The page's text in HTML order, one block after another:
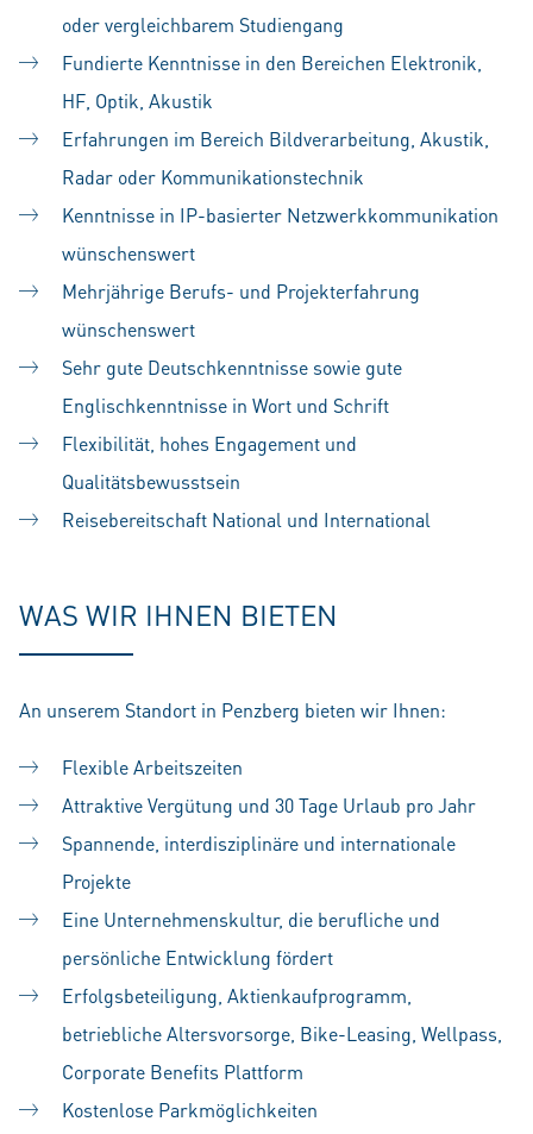
oder vergleichbarem Studiengang
Fundierte Kenntnisse in den Bereichen Elektronik,
HF, Optik, Akustik
Erfahrungen im Bereich Bildverarbeitung, Akustik,
Radar oder Kommunikationstechnik
Kenntnisse in IP-basierter Netzwerkkommunikation
wünschenswert
Mehrjährige Berufs- und Projekterfahrung
wünschenswert
Sehr gute Deutschkenntnisse sowie gute
Englischkenntnisse in Wort und Schrift
Flexibilität, hohes Engagement und
Qualitätsbewusstsein
Reisebereitschaft National und International
WAS WIR IHNEN BIETEN
An unserem Standort in Penzberg bieten wir Ihnen:
Flexible Arbeitszeiten
Attraktive Vergütung und 30 Tage Urlaub pro Jahr
Spannende, interdisziplinäre und internationale
Projekte
Eine Unternehmenskultur, die berufliche und
persönliche Entwicklung fördert
Erfolgsbeteiligung, Aktienkaufprogramm,
betriebliche Altersvorsorge, Bike-Leasing, Wellpass,
Corporate Benefits Plattform
Kostenlose Parkmöglichkeiten